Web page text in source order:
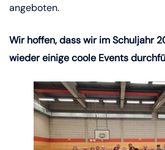
angeboten.
Wir hoffen, dass wir im Schuljahr
wieder einige coole Events